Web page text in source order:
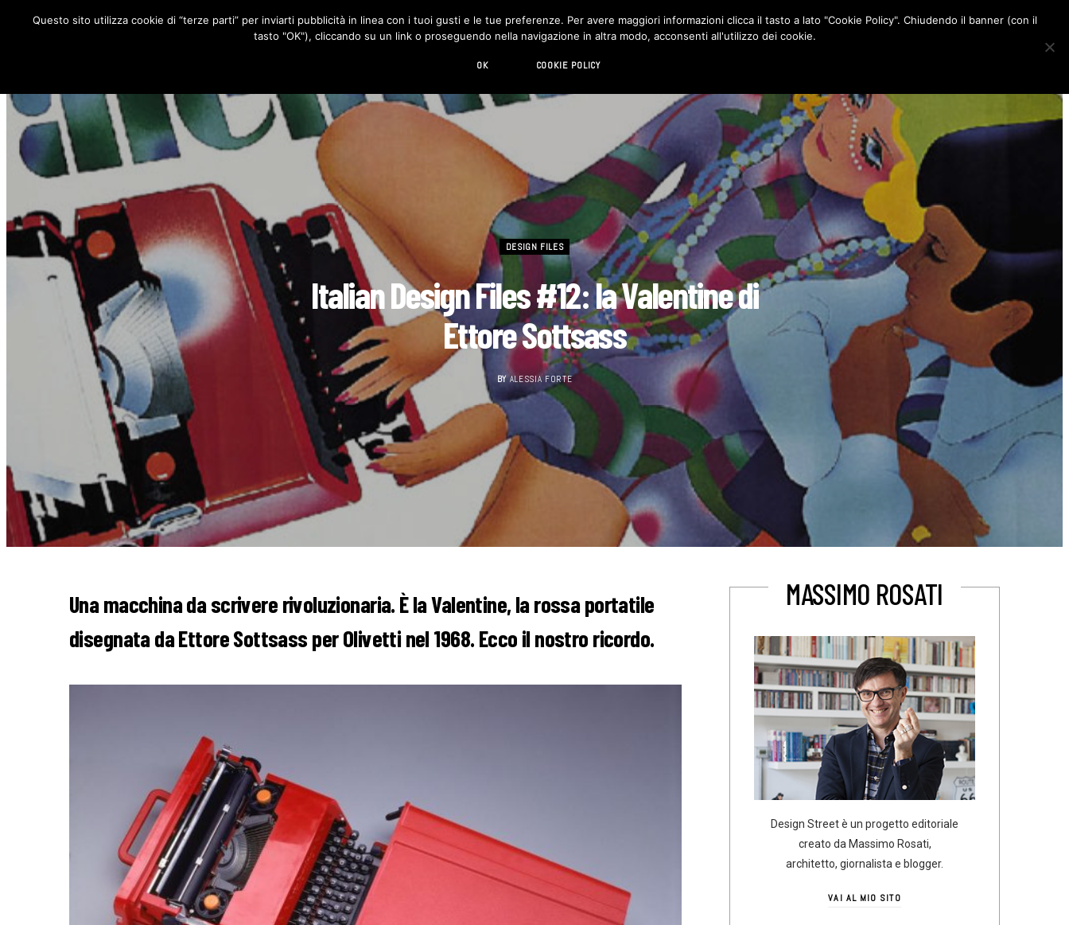
RUBRICHE DESIGN LIVING HI-TECH CHI SIAMO CONTATTI
o
g
m
r
d
n
DESIGN FILES
Italian Design Files #12: la Valentine di
Ettore Sottsass
BY ALESSIA FORTE
Una macchina da scrivere rivoluzionaria. È la Valentine, la rossa portatile
disegnata da Ettore Sottsass per Olivetti nel 1968. Ecco il nostro ricordo.
MASSIMO ROSATI
Design Street è un progetto editoriale
creato da Massimo Rosati,
architetto, giornalista e blogger.
VAI AL MIO SITO
Questo sito utilizza cookie di “terze parti” per inviarti pubblicità in linea con i tuoi gusti e le tue preferenze. Per avere maggiori informazioni clicca il tasto a lato "Cookie Policy". Chiudendo il banner (con il
tasto "OK"), cliccando su un link o proseguendo nella navigazione in altra modo, acconsenti all'utilizzo dei cookie.
OK COOKIE POLICY